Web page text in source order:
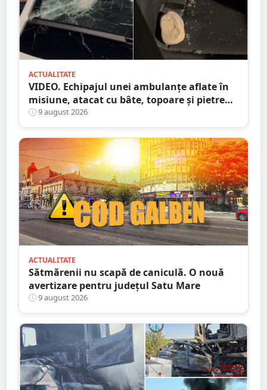
ACTUALITATE
VIDEO. Echipajul unei ambulanțe aflate în
misiune, atacat cu bâte, topoare și pietre
într-un județ din țară. Totul din cauza
zvonurilor de pe Tik Tok
9 august 2026
ACTUALITATE
Sătmărenii nu scapă de caniculă. O nouă
avertizare pentru județul Satu Mare
9 august 2026